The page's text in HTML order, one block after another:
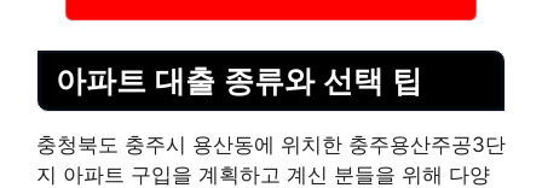
아파트 대출 종류와 선택 팁
충청북도 충주시 용산동에 위치한 충주용산주공3단
지 아파트 구입을 계획하고 계신 분들을 위해 다양